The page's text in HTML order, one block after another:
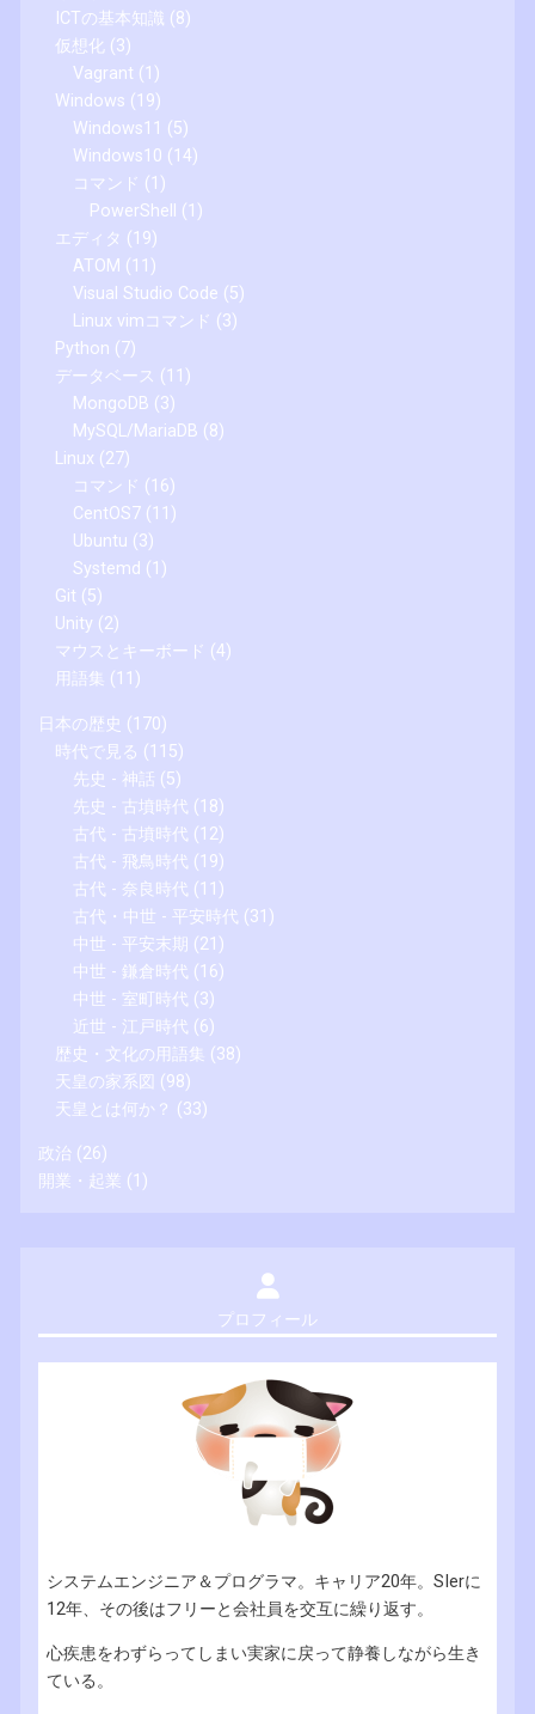
ICTの基本知識 (8)
仮想化 (3)
Vagrant (1)
Windows (19)
Windows11 (5)
Windows10 (14)
コマンド (1)
PowerShell
(1)
エディタ (19)
ATOM (11)
Visual Studio Code (5)
Linux vimコマンド (3)
Python (7)
データベース (11)
MongoDB (3)
MySQL/MariaDB (8)
Linux (27)
コマンド (16)
CentOS7(11)
Ubuntu (3)
Systemd (1)
Git (5)
Unity (2)
マウスとキーボード (4)
用語集 (11)
日本の歴史 (170)
時代で見る (115)
先史 - 神話 (5)
先史 - 古墳時代 (18)
古代 - 古墳時代 (12)
古代 - 飛鳥時代 (19)
古代 - 奈良時代 (11)
古代・中世 - 平安時代 (31)
中世 - 平安末期 (21)
中世 - 鎌倉時代 (16)
中世 - 室町時代 (3)
近世 - 江戸時代 (6)
歴史・文化の用語集 (38)
天皇の家系図 (98)
天皇とは何か？ (33)
政治 (26)
開業・起業 (1)
プロフィール
システムエンジニア＆プログラマ。キャリア20年。SIerに
12年、その後はフリーと会社員を交互に繰り返す。
心疾患をわずらってしまい実家に戻って静養しながら生き
ている。